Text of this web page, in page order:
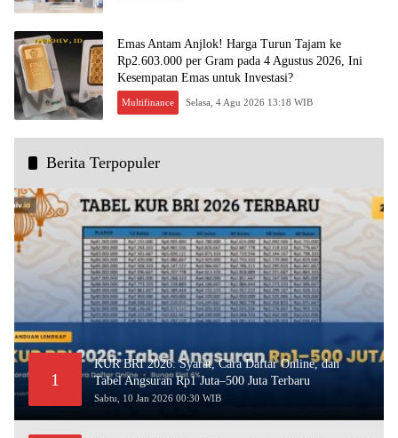
Emas Antam Anjlok! Harga Turun Tajam ke
Rp2.603.000 per Gram pada 4 Agustus 2026, Ini
Kesempatan Emas untuk Investasi?
Multifinance Selasa, 4 Agu 2026 13:18 WIB
Berita Terpopuler
1
KUR BRI 2026: Syarat, Cara Daftar Online, dan
Tabel Angsuran Rp1 Juta–500 Juta Terbaru
Sabtu, 10 Jan 2026 00:30 WIB